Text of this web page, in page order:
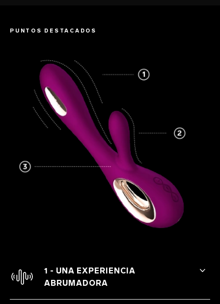
PUNTOS DESTACADOS
1 - UNA EXPERIENCIA
ABRUMADORA